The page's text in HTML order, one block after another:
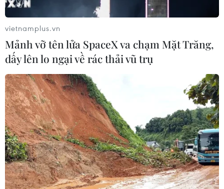
Sáng 22/4, vàng SJC được bán với giá từ
83,75 triệu đồng mỗi lượng
22/04/2024 00:37
Công ty Vàng bạc Bảo Tín Minh Châu niêm yết giá
vàng SJC ở mức 81,8-83,75 triệu đồng/lượng (mua vào-
vietnamplus.vn
Mảnh vỡ tên lửa SpaceX va chạm Mặt Trăng,
dấy lên lo ngại về rác thải vũ trụ